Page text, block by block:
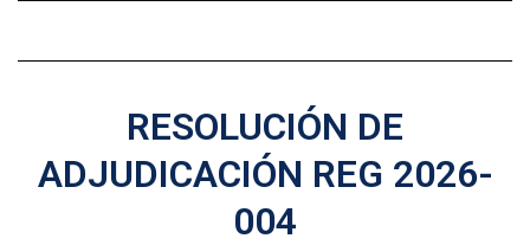
RESOLUCIÓN DE
ADJUDICACIÓN REG 2026-
004